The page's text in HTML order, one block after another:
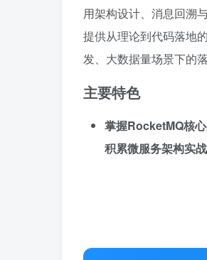
用架构设计、消息回溯
提供从理论到代码落地
发、大数据量场景下的
主要特色
掌握RocketMQ核
积累微服务架构实